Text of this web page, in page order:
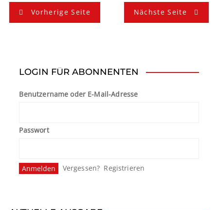
B
e
n
Vorherige Seite Nächste Seite
LOGIN FÜR ABONNENTEN
Benutzername oder E-Mail-Adresse
Passwort
Vergessen? Registrieren